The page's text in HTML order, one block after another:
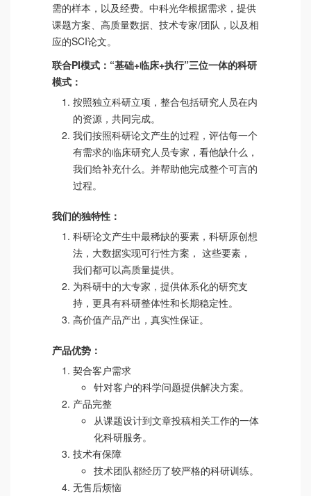
需的样本，以及经费。中科光华根据需求，提供
课题方案、高质量数据、技术专家/团队，以及相
应的SCI论文。
联合PI模式：“基础+临床+执行”三位一体的科研
模式：
按照独立科研立项，整合包括研究人员在内
的资源，共同完成。
我们按照科研论文产生的过程，评估每一个
有需求的临床研究人员专家，看他缺什么，
我们给补充什么。并帮助他完成整个可言的
过程。
我们的独特性：
科研论文产生中最稀缺的要素，科研原创想
法，大数据实现可行性方案， 这些要素，
我们都可以高质量提供。
为科研中的大专家，提供体系化的研究支
持，更具有科研整体性和长期稳定性。
高价值产品产出，真实性保证。
产品优势：
契合客户需求
针对客户的科学问题提供解决方案。
产品完整
从课题设计到文章投稿相关工作的一体
化科研服务。
技术有保障
技术团队都经历了较严格的科研训练。
无售后烦恼